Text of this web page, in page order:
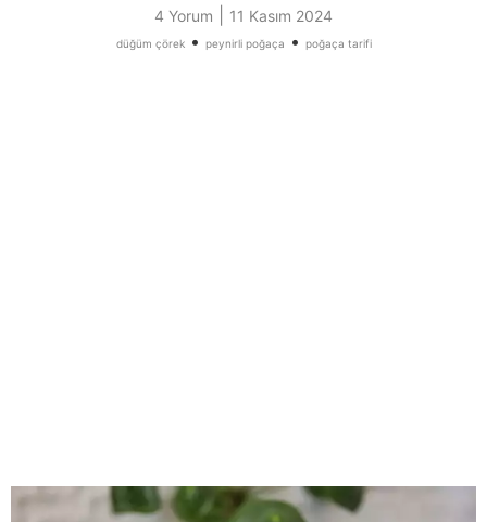
4 Yorum 11 Kasım 2024
düğüm çörek• peynirli poğaça • poğaça tarifi